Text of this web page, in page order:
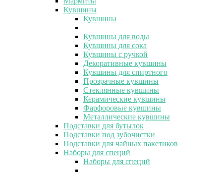
Кувшины
Кувшины
Кувшины для воды
Кувшины для сока
Кувшины с ручкой
Декоративные кувшины
Кувшины для спиртного
Прозрачные кувшины
Стеклянные кувшины
Керамические кувшины
Фарфоровые кувшины
Металлические кувшины
Подставки для бутылок
Подставки под зубочистки
Подставки для чайных пакетиков
Наборы для специй
Наборы для специй